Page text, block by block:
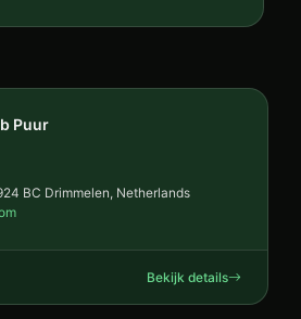
Puur
BC Drimmelen, Netherlands
Bekijk details